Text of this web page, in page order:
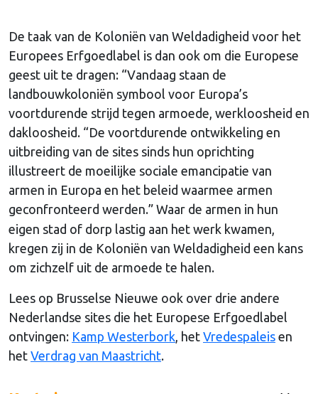
De taak van de Koloniën van Weldadigheid voor het
Europees Erfgoedlabel is dan ook om die Europese
geest uit te dragen: “Vandaag staan de
landbouwkoloniën symbool voor Europa’s
voortdurende strijd tegen armoede, werkloosheid en
dakloosheid. “De voortdurende ontwikkeling en
uitbreiding van de sites sinds hun oprichting
illustreert de moeilijke sociale emancipatie van
armen in Europa en het beleid waarmee armen
geconfronteerd werden.” Waar de armen in hun
eigen stad of dorp lastig aan het werk kwamen,
kregen zij in de Koloniën van Weldadigheid een kans
om zichzelf uit de armoede te halen.
Lees op Brusselse Nieuwe ook over drie andere
Nederlandse sites die het Europese Erfgoedlabel
ontvingen: Kamp Westerbork , het Vredespaleis en
het Verdrag van Maastricht.